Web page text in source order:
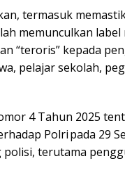
termasuk
memunculkan
“teroris” kepada
pelajar sekolah,
4 Tahun 2025
Polri pada 29
terutama